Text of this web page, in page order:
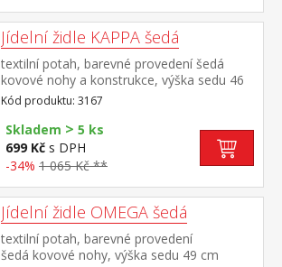
Jídelní židle KAPPA šedá
textilní potah, barevné provedení šedá
kovové nohy a konstrukce, výška sedu 46
cm
Kód produktu: 3167
Skladem > 5 ks
699 Kč s DPH
-34% 1 065 Kč **
Jídelní židle OMEGA šedá
textilní potah, barevné provedení
šedá kovové nohy, výška sedu 49 cm